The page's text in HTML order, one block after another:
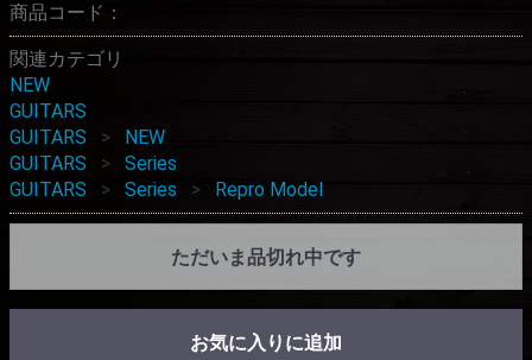
商品コード：
関連カテゴリ
NEW
GUITARS
GUITARS
NEW
GUITARS
Series
GUITARS
Series Repro Model
ただいま品切れ中です
お気に入りに追加